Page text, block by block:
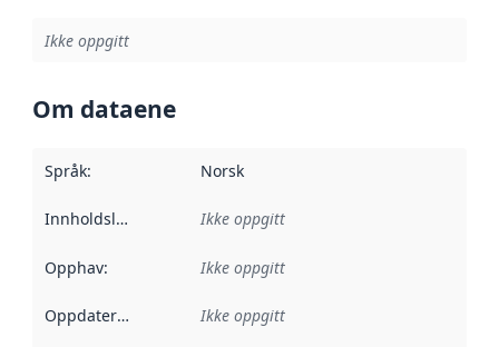
Ikke oppgitt
Om dataene
Språk: Norsk
Innholdsleverandører :
Ikke oppgitt
Opphav: Ikke oppgitt
Oppdateringsfrekvens :
Ikke oppgitt